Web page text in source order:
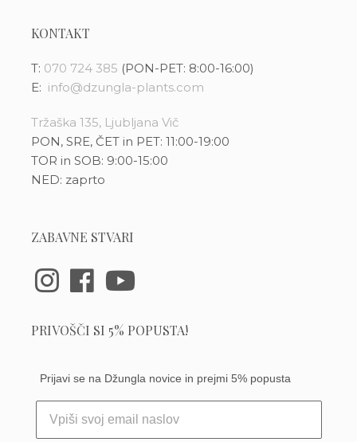
KONTAKT
T: 070 724 385 (PON-PET: 8:00-16:00)
E: info@dzungla-plants.com
Tržaška 135, Ljubljana Vič
PON, SRE, ČET in PET: 11:00-19:00
TOR in SOB: 9:00-15:00
NED: zaprto
ZABAVNE STVARI
PRIVOŠČI SI 5% POPUSTA!
Prijavi se na Džungla novice in prejmi 5% popusta